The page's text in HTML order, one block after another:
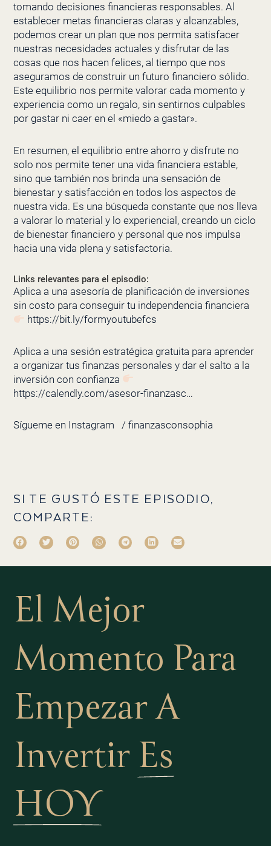
tomando decisiones financieras responsables. Al
establecer metas financieras claras y alcanzables,
podemos crear un plan que nos permita satisfacer
nuestras necesidades actuales y disfrutar de las
cosas que nos hacen felices, al tiempo que nos
aseguramos de construir un futuro financiero sólido.
Este equilibrio nos permite valorar cada momento y
experiencia como un regalo, sin sentirnos culpables
por gastar ni caer en el «miedo a gastar».
En resumen, el equilibrio entre ahorro y disfrute no
solo nos permite tener una vida financiera estable,
sino que también nos brinda una sensación de
bienestar y satisfacción en todos los aspectos de
nuestra vida. Es una búsqueda constante que nos lleva
a valorar lo material y lo experiencial, creando un ciclo
de bienestar financiero y personal que nos impulsa
hacia una vida plena y satisfactoria.
Links relevantes para el episodio:
Aplica a una asesoría de planificación de inversiones
sin costo para conseguir tu independencia financiera
https://bit.ly/formyoutubefcs
Aplica a una sesión estratégica gratuita para aprender
a organizar tus finanzas personales y dar el salto a la
inversión con confianza
https://calendly.com/asesor-finanzasc…
Sígueme en Instagram / finanzasconsophia
SI TE GUSTÓ ESTE EPISODIO,
COMPARTE:
El Mejor
Momento Para
Empezar A
Invertir Es
HOY